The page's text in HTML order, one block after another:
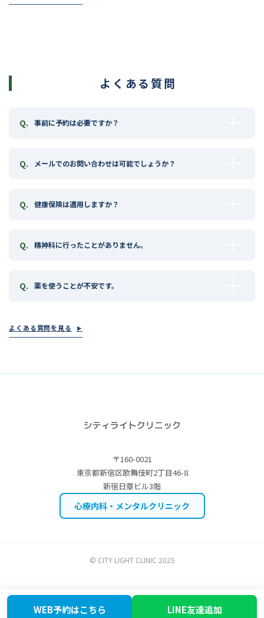
よくある質問
Q. 事前に予約は必要ですか？
Q. メールでのお問い合わせは可能でしょうか？
Q. 健康保険は適用しますか？
Q. 精神科に行ったことがありません。
Q. 薬を使うことが不安です。
よくある質問を見る
WEB予約はこちら LINE友達追加
〒160-0021
東京都新宿区歌舞伎町2丁目46-8
新宿日章ビル3階
心療内科・メンタルクリニック
© CITY LIGHT CLINIC 2025